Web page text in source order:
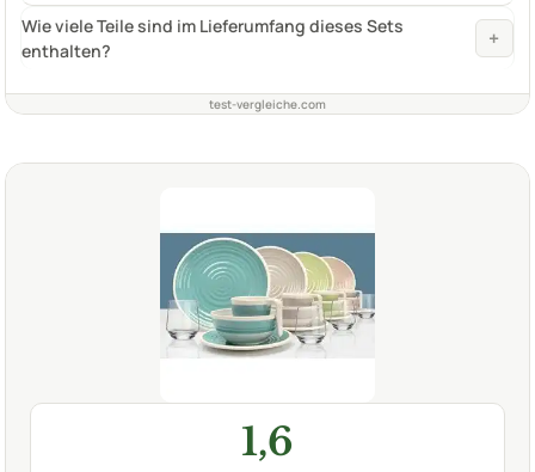
Wie viele Teile sind im Lieferumfang dieses Sets
enthalten?
+
test-vergleiche.com
1,6